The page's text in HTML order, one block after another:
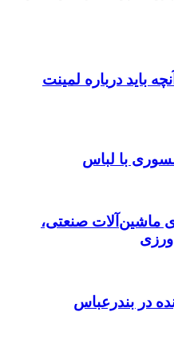
باید درباره لمینت
با لباس
ماشین‌آلات صنعتی،
در بندرعباس